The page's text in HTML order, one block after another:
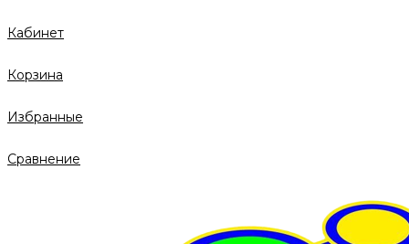
Кабинет
Корзина
Избранные
Сравнение